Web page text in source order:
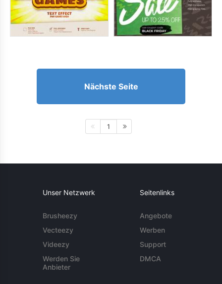
Nächste Seite
1
Unser Netzwerk
Brusheezy
Vecteezy
Videezy
Werden Sie
Anbieter
Seitenlinks
Angebote
Werben
Support
DMCA